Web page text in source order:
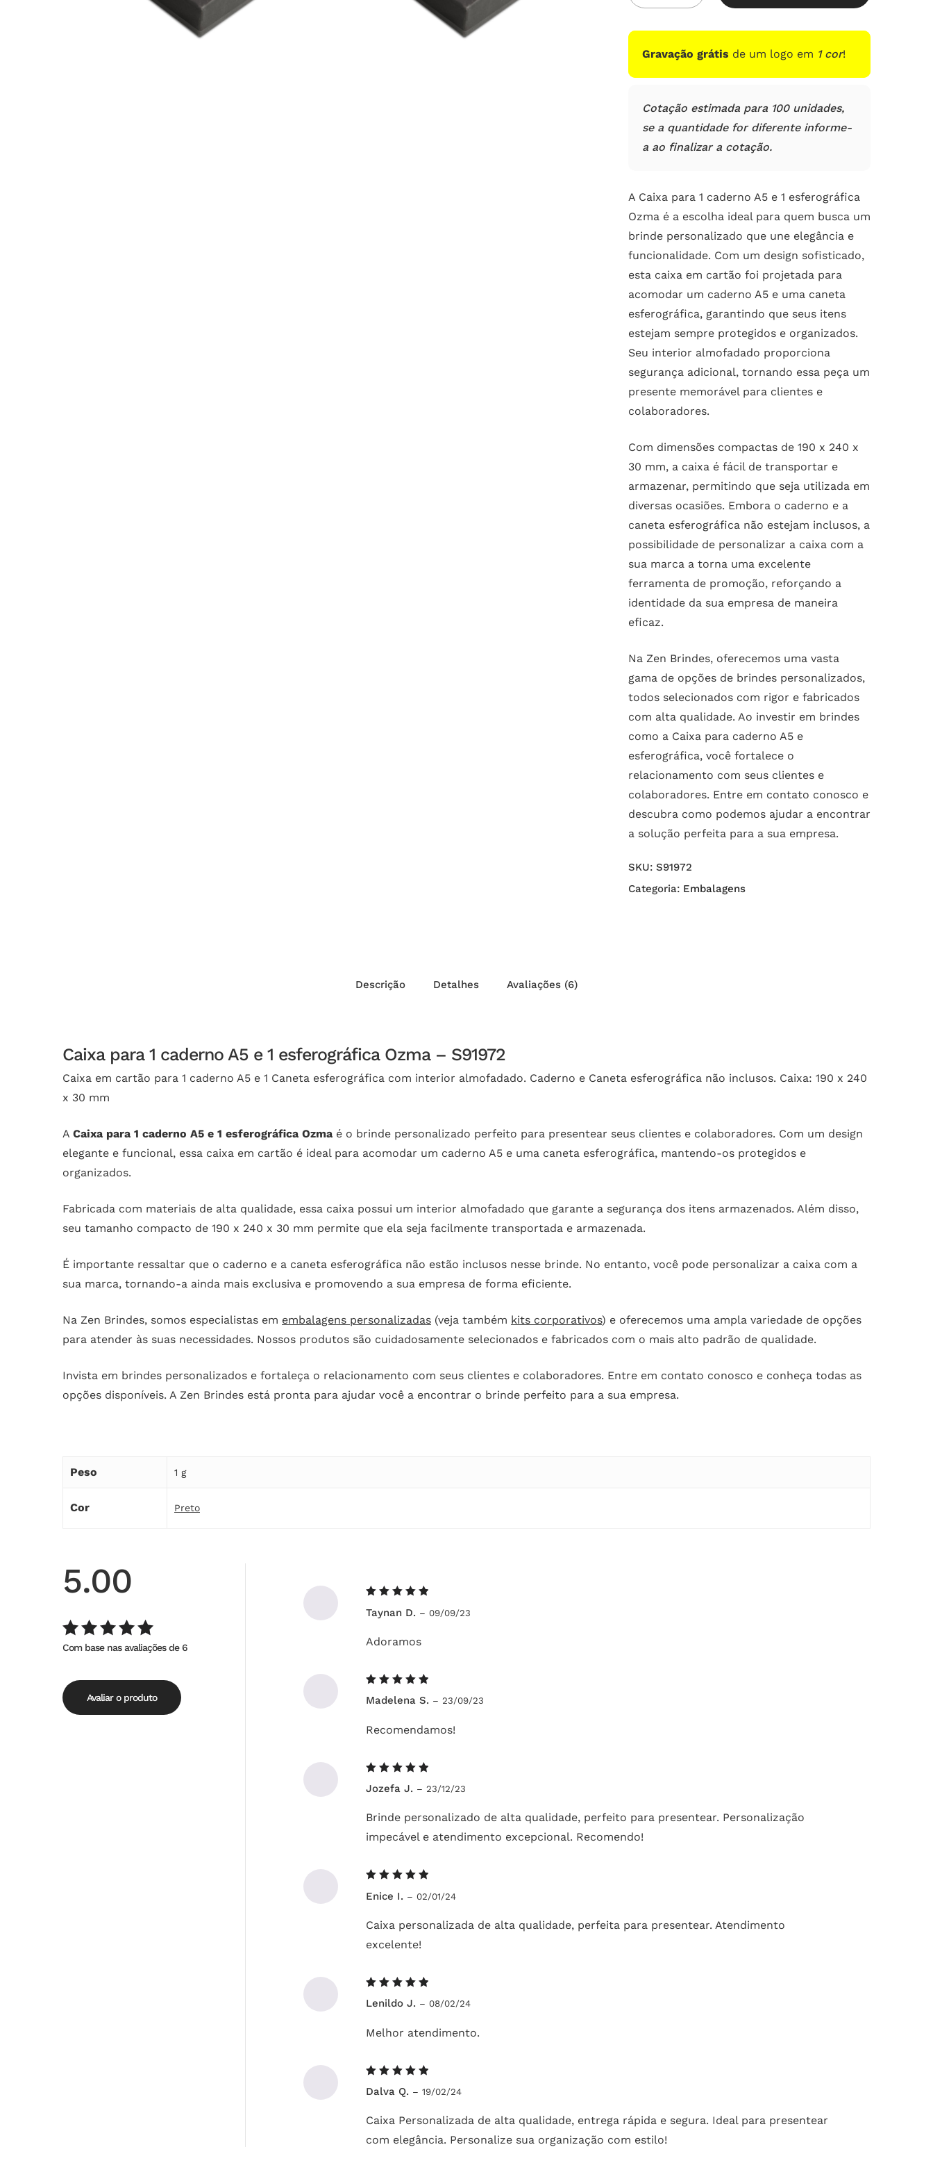
em
clientes
Gravação grátis de um logo em 1 cor!
Cotação estimada para 100 unidades,
se a quantidade for diferente informe-
a ao finalizar a cotação.
A Caixa para 1 caderno A5 e 1 esferográfica
Ozma é a escolha ideal para quem busca um
brinde personalizado que une elegância e
funcionalidade. Com um design sofisticado,
esta caixa em cartão foi projetada para
acomodar um caderno A5 e uma caneta
esferográfica, garantindo que seus itens
estejam sempre protegidos e organizados.
Seu interior almofadado proporciona
segurança adicional, tornando essa peça um
presente memorável para clientes e
colaboradores.
Com dimensões compactas de 190 x 240 x
30 mm, a caixa é fácil de transportar e
armazenar, permitindo que seja utilizada em
diversas ocasiões. Embora o caderno e a
caneta esferográfica não estejam inclusos, a
possibilidade de personalizar a caixa com a
sua marca a torna uma excelente
ferramenta de promoção, reforçando a
identidade da sua empresa de maneira
eficaz.
Na Zen Brindes, oferecemos uma vasta
gama de opções de brindes personalizados,
todos selecionados com rigor e fabricados
com alta qualidade. Ao investir em brindes
como a Caixa para caderno A5 e
esferográfica, você fortalece o
relacionamento com seus clientes e
colaboradores. Entre em contato conosco e
descubra como podemos ajudar a encontrar
a solução perfeita para a sua empresa.
SKU: S91972
Categoria: Embalagens
Descrição Detalhes Avaliações (6)
Caixa para 1 caderno A5 e 1 esferográfica Ozma – S91972
Caixa em cartão para 1 caderno A5 e 1 Caneta esferográfica com interior almofadado. Caderno e Caneta esferográfica não inclusos. Caixa: 190 x 240
x 30 mm
A Caixa para 1 caderno A5 e 1 esferográfica Ozma é o brinde personalizado perfeito para presentear seus clientes e colaboradores. Com um design
elegante e funcional, essa caixa em cartão é ideal para acomodar um caderno A5 e uma caneta esferográfica, mantendo-os protegidos e
organizados.
Fabricada com materiais de alta qualidade, essa caixa possui um interior almofadado que garante a segurança dos itens armazenados. Além disso,
seu tamanho compacto de 190 x 240 x 30 mm permite que ela seja facilmente transportada e armazenada.
É importante ressaltar que o caderno e a caneta esferográfica não estão inclusos nesse brinde. No entanto, você pode personalizar a caixa com a
sua marca, tornando-a ainda mais exclusiva e promovendo a sua empresa de forma eficiente.
Na Zen Brindes, somos especialistas em embalagens personalizadas (veja também kits corporativos) e oferecemos uma ampla variedade de opções
para atender às suas necessidades. Nossos produtos são cuidadosamente selecionados e fabricados com o mais alto padrão de qualidade.
Invista em brindes personalizados e fortaleça o relacionamento com seus clientes e colaboradores. Entre em contato conosco e conheça todas as
opções disponíveis. A Zen Brindes está pronta para ajudar você a encontrar o brinde perfeito para a sua empresa.
Peso 1 g
Cor Preto
5.00
Avaliação
5
Com base nas avaliações de 6
Avaliar o produto
5de 5
Taynan D. – 09/09/23
Adoramos
5de 5
Madelena S. – 23/09/23
Recomendamos!
5de 5
Jozefa J. – 23/12/23
Brinde personalizado de alta qualidade, perfeito para presentear. Personalização
impecável e atendimento excepcional. Recomendo!
5de 5
Enice I. – 02/01/24
Caixa personalizada de alta qualidade, perfeita para presentear. Atendimento
excelente!
5de 5
Lenildo J. – 08/02/24
Melhor atendimento.
5de 5
Dalva Q. – 19/02/24
Caixa Personalizada de alta qualidade, entrega rápida e segura. Ideal para presentear
com elegância. Personalize sua organização com estilo!